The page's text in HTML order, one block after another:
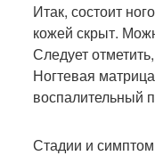
Итак, состоит
кожей скрыт.
Следует
Ногтевая
воспалительный
Стадии и